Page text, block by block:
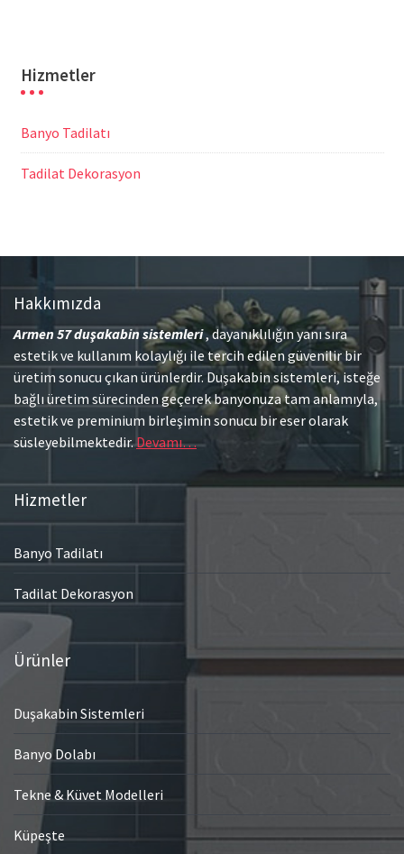
Hizmetler
Banyo Tadilatı
Tadilat Dekorasyon
Hakkımızda
Armen 57duşakabin sistemleri, dayanıklılığın yanı sıra
estetik ve kullanım kolaylığı ile tercih edilen güvenilir bir
üretim sonucu çıkan ürünlerdir. Duşakabin sistemleri, isteğe
bağlı üretim sürecinden geçerek banyonuza tam anlamıyla,
estetik ve preminium birleşimin sonucu bir eser olarak
süsleyebilmektedir.Devamı…
Hizmetler
Banyo Tadilatı
Tadilat Dekorasyon
Ürünler
Duşakabin Sistemleri
Banyo Dolabı
Tekne & Küvet Modelleri
Küpeşte